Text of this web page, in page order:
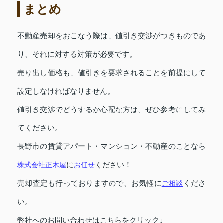
まとめ
不動産売却をおこなう際は、値引き交渉がつきものであ
り、それに対する対策が必要です。
売り出し価格も、値引きを要求されることを前提にして
設定しなければなりません。
値引き交渉でどうするか心配な方は、ぜひ参考にしてみ
てください。
長野市の賃貸アパート・マンション・不動産のことなら
株式会社正木屋にお任せ ください！
売却査定も行っておりますので、お気軽にご相談 くださ
い。
弊社へのお問い合わせはこちらをクリック↓